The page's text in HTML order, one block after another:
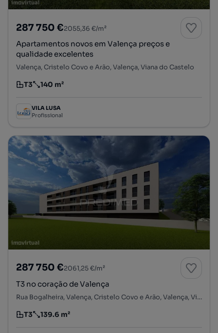
287 750 €2055,36 €/m²
Apartamentos novos em Valença preços e
qualidade excelentes
Valença, Cristelo Covo e Arão, Valença, Viana do Castelo
Tipologia
T3
Preço por metro quadrado
140 m²
VILA LUSA
Profissional
287 750 €2061,25 €/m²
T3 no coração de Valença
Rua Bogalheira, Valença, Cristelo Covo e Arão, Valença, Viana do Castelo
Tipologia
T3
Preço por metro quadrado
139.6 m²